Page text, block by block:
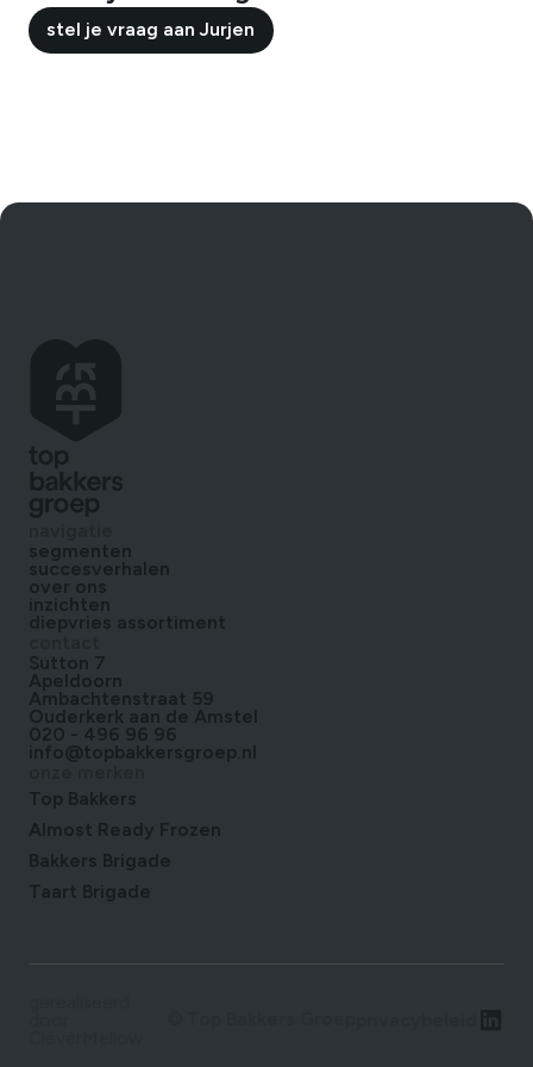
stel je vraag aan
stel je vraag aan
segmenten
succesverhalen
over ons
inzichten
diepvries assortiment
Sutton 7
Apeldoorn
Ambachtenstraat 59
Ouderkerk aan de Amstel
020 - 496 96 96
info@topbakkersgroep.nl
Top Bakkers
Almost Ready Frozen
Bakkers Brigade
Taart Brigade